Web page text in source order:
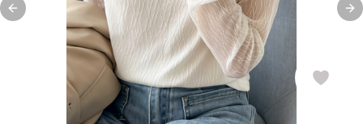
Previous slide